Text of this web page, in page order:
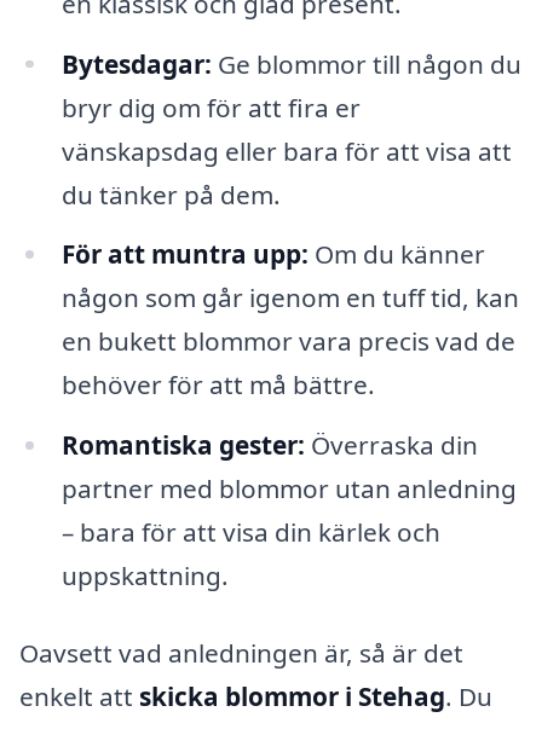
Bytesdagar: Ge blommor till någon du
bryr dig om för att fira er
vänskapsdag eller bara för att visa att
du tänker på dem.
För att muntra upp: Om du känner
någon som går igenom en tuff tid, kan
en bukett blommor vara precis vad de
behöver för att må bättre.
Romantiska gester: Överraska din
partner med blommor utan anledning
– bara för att visa din kärlek och
uppskattning.
Oavsett vad anledningen är, så är det
enkelt att skicka blommor i Stehag. Du